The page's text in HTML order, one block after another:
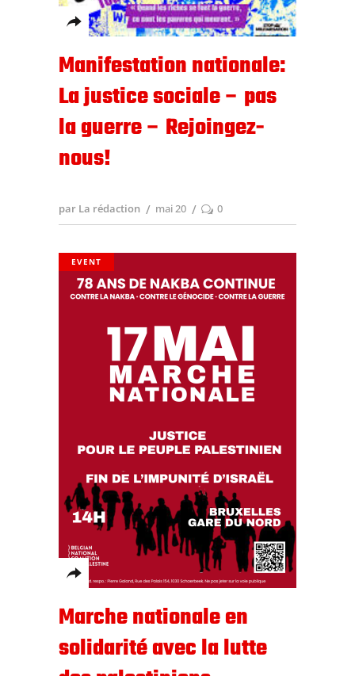
Manifestation nationale:
La justice sociale – pas
la guerre – Rejoingez-
nous!
par La rédaction mai 20 0
EVENT
Marche nationale en
solidarité avec la lutte